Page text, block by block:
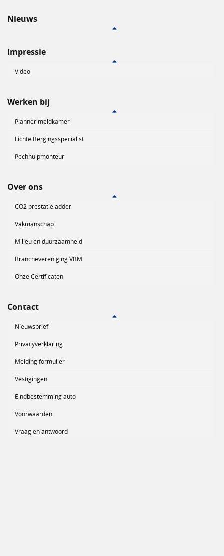
Nieuws
Impressie
Video
Werken bij
Planner meldkamer
Lichte Bergingsspecialist
Pechhulpmonteur
Over ons
CO2 prestatieladder
Vakmanschap
Milieu en duurzaamheid
Branchevereniging VBM
Onze Certificaten
Contact
Nieuwsbrief
Privacyverklaring
Melding formulier
Vestigingen
Eindbestemming auto
Voorwaarden
Vraag en antwoord